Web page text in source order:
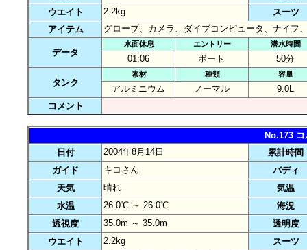
ウエイト
2.2kg
スーツ
アイテム
グローブ、カメラ、ダイブコンピュータ、ナイフ
データ
水面休息 エントリー 潜水時間
01:06 ボート 50分
タンク
素材 種類 容量
アルミニウム ノーマル
9.0L
コメント
No.173
日付
2004年8月14日
累計時間
ガイド
キコさん
バディ
天気
晴れ
気温
水温
26.0℃ ～ 26.0℃
海況
透視度
35.0m ～ 35.0m
透明度
ウエイト
2.2kg
スーツ